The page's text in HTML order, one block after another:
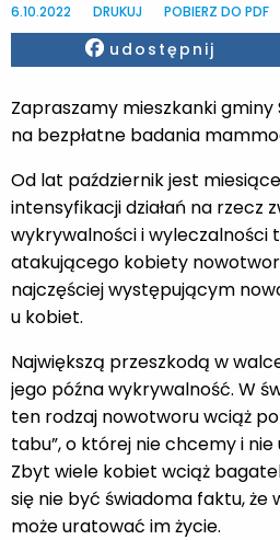
6.10.2022 DRUKUJ POBIERZ DO PDF
Facebook
udostępnij
Zapraszamy mieszkanki
na bezpłatne badania
Od lat październik jest
intensyfikacji działań na rzecz
wykrywalności i wyleczalności
atakującego kobiety
najczęściej występującym
u kobiet.
Największą przeszkodą w
jego późna wykrywalność. W
ten rodzaj nowotworu wciąż
tabu”, o której nie chcemy i
Zbyt wiele kobiet wciąż
się nie być świadoma faktu, że
może uratować im życie.